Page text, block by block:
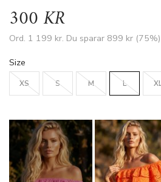
300 KR
Ord. 1 199 kr. Du sparar 899 kr (75%)
Size
XS S M L